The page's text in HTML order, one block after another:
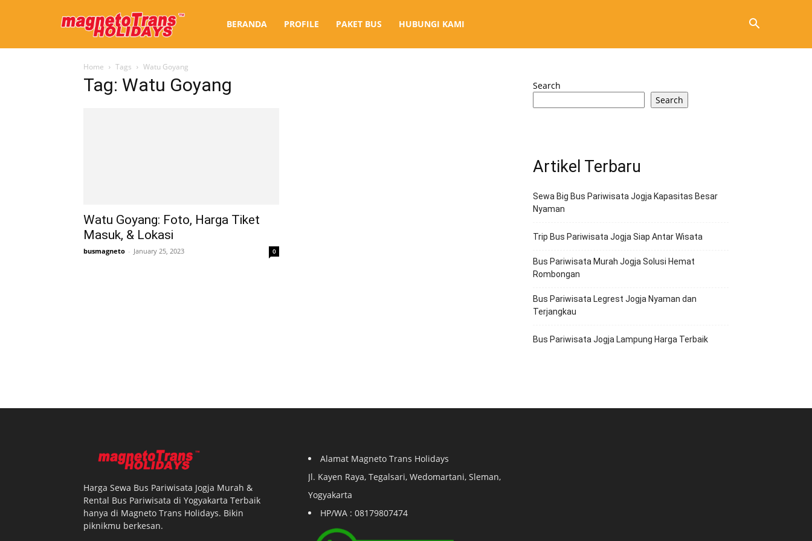
BERANDA PROFILE PAKET BUS HUBUNGI KAMI
Home Tags Watu Goyang
Tag: Watu Goyang
Watu Goyang: Foto, Harga Tiket
Masuk, & Lokasi
busmagneto - January 25, 2023 0
Search
Search
Artikel Terbaru
Sewa Big Bus Pariwisata Jogja Kapasitas Besar
Nyaman
Trip Bus Pariwisata Jogja Siap Antar Wisata
Bus Pariwisata Murah Jogja Solusi Hemat
Rombongan
Bus Pariwisata Legrest Jogja Nyaman dan
Terjangkau
Bus Pariwisata Jogja Lampung Harga Terbaik
Harga Sewa Bus Pariwisata Jogja Murah &
Rental Bus Pariwisata di Yogyakarta Terbaik
hanya di Magneto Trans Holidays. Bikin
piknikmu berkesan.
Alamat Magneto Trans Holidays
Jl. Kayen Raya, Tegalsari, Wedomartani, Sleman,
Yogyakarta
HP/WA : 08179807474